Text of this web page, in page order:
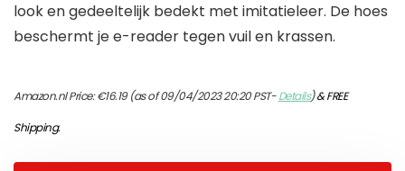
look en gedeeltelijk bedekt met imitatieleer. De hoes
beschermt je e-reader tegen vuil en krassen.
Amazon.nl Price:€16.19(as of 09/04/2023 20:20 PST-Details)&FREE
Shipping.